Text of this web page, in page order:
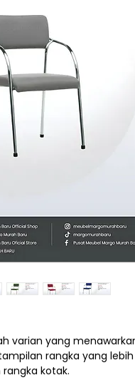
varian yang
rangka yang
kotak.